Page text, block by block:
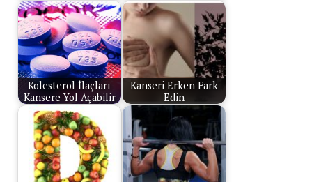
Kolesterol İlaçları
Kansere Yol Açabilir
Kanseri Erken Fark
Edin